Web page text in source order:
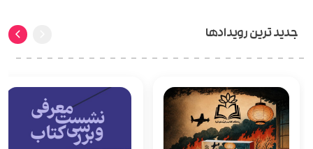
جدید ترین رویدادها